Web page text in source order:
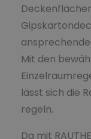
Mit den
lässt sich die
regeln.
Da mit